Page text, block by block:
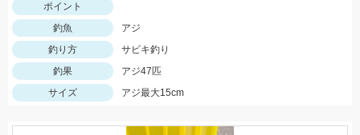
ポイント
釣魚
アジ
釣り方
サビキ釣り
釣果
アジ47匹
サイズ
アジ最大15cm